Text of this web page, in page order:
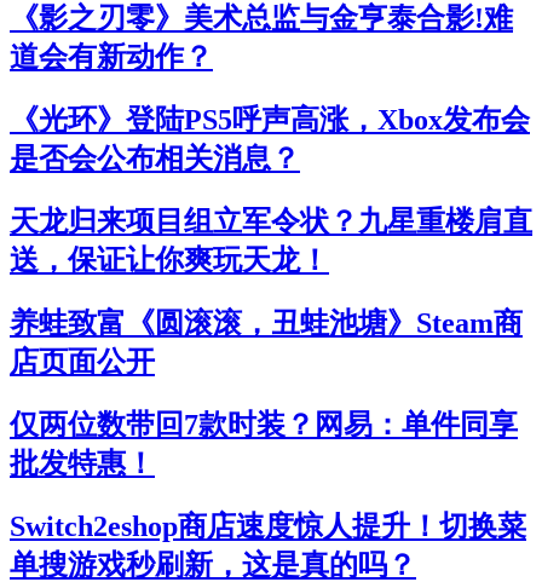
《影之刃零》美术总监与金亨泰合影!难
道会有新动作？
《光环》登陆PS5呼声高涨，Xbox发布会
是否会公布相关消息？
天龙归来项目组立军令状？九星重楼肩直
送，保证让你爽玩天龙！
养蛙致富《圆滚滚，丑蛙池塘》Steam商
店页面公开
仅两位数带回7款时装？网易：单件同享
批发特惠！
Switch2eshop商店速度惊人提升！切换菜
单搜游戏秒刷新，这是真的吗？